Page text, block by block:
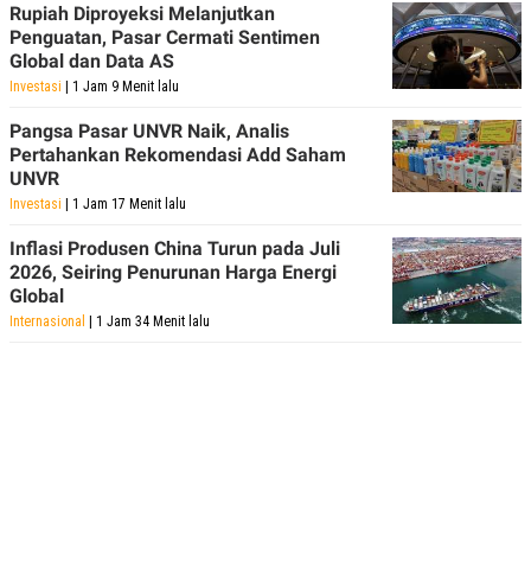
SITEMAPPROFILETERM
OF
USE
PEMBERITAAN
SIBER
PRIVACY
POLICY
Rupiah Diproyeksi Melanjutkan
Penguatan, Pasar Cermati Sentimen
Global dan Data AS
Investasi | 1 Jam 9 Menit lalu
Pangsa Pasar UNVR Naik, Analis
Pertahankan Rekomendasi Add Saham
UNVR
Investasi | 1 Jam 17 Menit lalu
Inflasi Produsen China Turun pada Juli
2026, Seiring Penurunan Harga Energi
Global
Internasional | 1 Jam 34 Menit lalu